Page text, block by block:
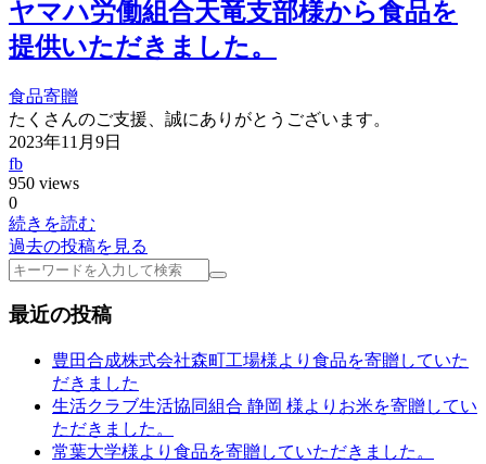
ヤマハ労働組合天竜支部様から食品を
提供いただきました。
食品寄贈
たくさんのご支援、誠にありがとうございます。
2023年11月9日
fb
950 views
0
続きを読む
過去の投稿を見る
検
最近の投稿
豊田合成株式会社森町工場様より食品を寄贈していた
だきました
生活クラブ生活協同組合 静岡 様よりお米を寄贈してい
ただきました。
常葉大学様より食品を寄贈していただきました。